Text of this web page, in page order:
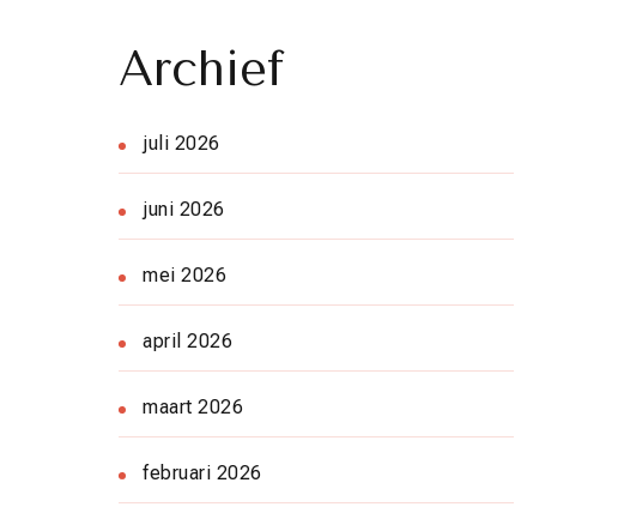
Archief
juli 2026
juni 2026
mei 2026
april 2026
maart 2026
februari 2026